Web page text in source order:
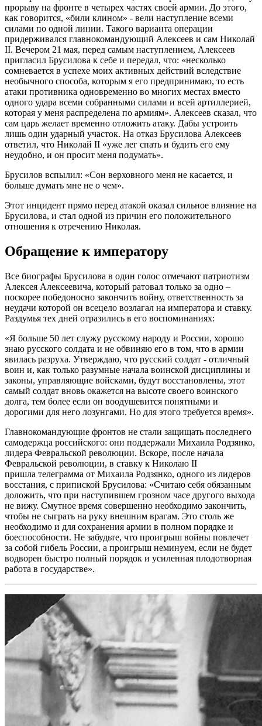
прорыву на фронте в четырех частях своей армии. До этого,
как говорится, «били клином» - вели наступление всеми
силами по одной линии. Такого варианта операции
придерживался главнокомандующий Алексеев и сам Николай
II. Вечером 21 мая, перед самым наступлением, Алексеев
пригласил Брусилова к себе и передал, что: «несколько
сомневается в успехе моих активных действий вследствие
необычного способа, которым я его предпринимаю, то есть
атаки противника одновременно во многих местах вместо
одного удара всеми собранными силами и всей артиллерией,
которая у меня распределена по армиям». Алексеев сказал, что
сам царь желает временно отложить атаку. Дабы устроить
лишь один ударный участок. На отказ Брусилова Алексеев
ответил, что Николай II «уже лег спать и будить его ему
неудобно, и он просит меня подумать».
Брусилов вспылил: «Сон верховного меня не касается, и
больше думать мне не о чем».
Этот инцидент прямо перед атакой оказал сильное влияние на
Брусилова, и стал одной из причин его положительного
отношения к отречению Николая.
Обращение к императору
Все биографы Брусилова в один голос отмечают патриотизм
Алексея Алексеевича, который ратовал только за одно –
поскорее победоносно закончить войну, ответственность за
неудачи которой он всецело возлагал на императора и ставку.
Раздумья тех дней отразились в его воспоминаниях:
«Я больше 50 лет служу русскому народу и России, хорошо
знаю русского солдата и не обвиняю его в том, что в армии
явилась разруха. Утверждаю, что русский солдат - отличный
воин и, как только разумные начала воинской дисциплины и
законы, управляющие войсками, будут восстановлены, этот
самый солдат вновь окажется на высоте своего воинского
долга, тем более если он воодушевится понятными и
дорогими для него лозунгами. Но для этого требуется время».
Главнокомандующие фронтов не стали защищать последнего
самодержца российского: они поддержали Михаила Родзянко,
лидера Февральской революции. Вскоре, после начала
Февральской революции, в ставку к Николаю II
пришла телеграмма от Михаила Родзянко, одного из лидеров
восстания, с припиской Брусилова: «Считаю себя обязанным
доложить, что при наступившем грозном часе другого выхода
не вижу. Смутное время совершенно необходимо закончить,
чтобы не сыграть на руку внешним врагам. Это столь же
необходимо и для сохранения армии в полном порядке и
боеспособности. Не забудьте, что проигрыш войны повлечет
за собой гибель России, а проигрыш неминуем, если не будет
водворен быстро полный порядок и усиленная плодотворная
работа в государстве».